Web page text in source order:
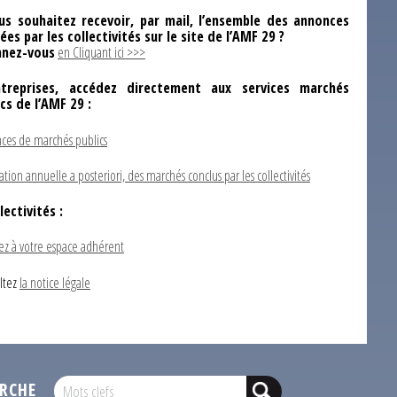
souhaitez recevoir, par mail, l’ensemble des annonces
par les collectivités sur le site de l’AMF 29 ?
vousen Cliquant ici >>>
accédez directement aux services marchés
de l’AMF 29 :
de marchés publics
annuelle a posteriori, des marchés conclus par les collectivités
:
à votre espace adhérent
la notice légale